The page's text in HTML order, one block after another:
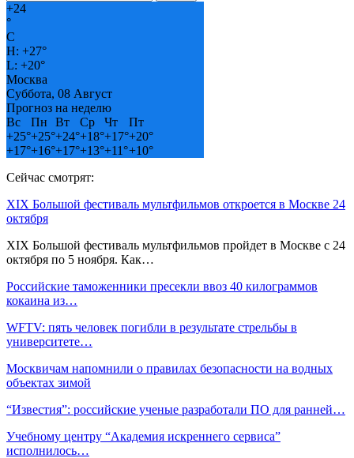
+24
°
C
H: +27°
L: +20°
Москва
Суббота, 08 Август
Прогноз на неделю
Вс
Пн Вт Ср Чт
Пт
+25°+25°+24°+18°+17°+20°
+17°+16°+17°+13°+11°+10°
Сейчас смотрят:
XIX Большой фестиваль мультфильмов откроется в Москве 24
октября
XIX Большой фестиваль мультфильмов пройдет в Москве с 24
октября по 5 ноября. Как…
Российские таможенники пресекли ввоз 40 килограммов
кокаина из…
WFTV: пять человек погибли в результате стрельбы в
университете…
Москвичам напомнили о правилах безопасности на водных
объектах зимой
“Известия”: российские ученые разработали ПО для ранней…
Учебному центру “Академия искреннего сервиса”
исполнилось…